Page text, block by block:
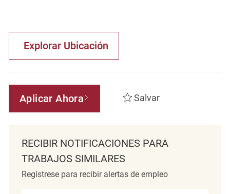
Explorar Ubicación
Aplicar Ahora Salvar
RECIBIR NOTIFICACIONES PARA
TRABAJOS SIMILARES
Regístrese para recibir alertas de empleo